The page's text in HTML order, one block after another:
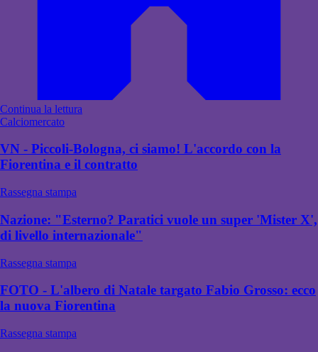
Continua la lettura
Calciomercato
VN - Piccoli-Bologna, ci siamo! L'accordo con la
Fiorentina e il contratto
Rassegna stampa
Nazione: "Esterno? Paratici vuole un super 'Mister X',
di livello internazionale"
Rassegna stampa
FOTO - L'albero di Natale targato Fabio Grosso: ecco
la nuova Fiorentina
Rassegna stampa